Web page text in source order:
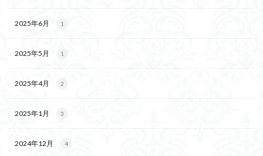
2025年6月 1
2025年5月 1
2025年4月 2
2025年1月 3
2024年12月 4